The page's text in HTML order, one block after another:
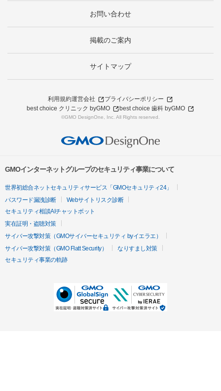
お問い合わせ
掲載のご案内
サイトマップ
利用規約運営会社
プライバシーポリシー
best choice クリニック byGMO
best choice 歯科 byGMO
©GMO DesignOne, Inc. All Rights reserved.
GMOインターネットグループのセキュリティ事業について
世界初総合ネットセキュリティサービス「GMOセキュリティ24」
パスワード漏洩診断
Webサイトリスク診断
セキュリティ相談AIチャットボット
実在証明・盗聴対策
サイバー攻撃対策（GMOサイバーセキュリティ byイエラエ）
サイバー攻撃対策（GMO Flatt Security）
なりすまし対策
セキュリティ事業の軌跡